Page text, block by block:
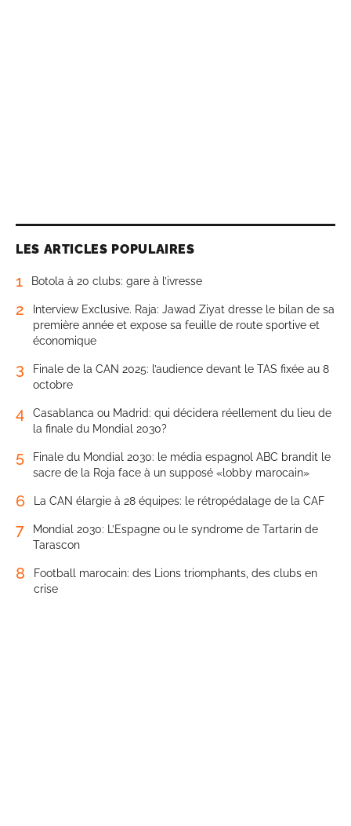
LES ARTICLES POPULAIRES
1 Botola à 20 clubs: gare à l’ivresse
2
Interview Exclusive. Raja: Jawad Ziyat dresse le bilan de sa
première année et expose sa feuille de route sportive et
économique
3
Finale de la CAN 2025: l’audience devant le TAS fixée au 8
octobre
4
Casablanca ou Madrid: qui décidera réellement du lieu de
la finale du Mondial 2030?
5
Finale du Mondial 2030: le média espagnol ABC brandit le
sacre de la Roja face à un supposé «lobby marocain»
6 La CAN élargie à 28 équipes: le rétropédalage de la CAF
7
Mondial 2030: L’Espagne ou le syndrome de Tartarin de
Tarascon
8
Football marocain: des Lions triomphants, des clubs en
crise